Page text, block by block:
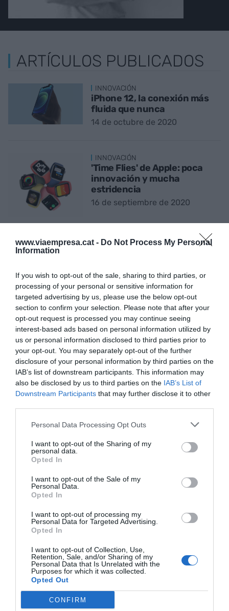
www.viaempresa.cat - Do Not Process My Personal
Information
If you wish to opt-out of the sale, sharing to third parties, or
processing of your personal or sensitive information for
targeted advertising by us, please use the below opt-out
section to confirm your selection. Please note that after your
opt-out request is processed you may continue seeing
interest-based ads based on personal information utilized by
us or personal information disclosed to third parties prior to
your opt-out. You may separately opt-out of the further
disclosure of your personal information by third parties on the
IAB’s list of downstream participants. This information may
also be disclosed by us to third parties on the IAB’s List of
Downstream Participants that may further disclose it to other
Personal Data Processing Opt Outs
I want to opt-out of the Sharing of my
personal data.
Opted In
I want to opt-out of the Sale of my
Personal Data.
Opted In
I want to opt-out of processing my
Personal Data for Targeted Advertising.
Opted In
I want to opt-out of Collection, Use,
Retention, Sale, and/or Sharing of my
Personal Data that Is Unrelated with the
Purposes for which it was collected.
Opted Out
CONFIRM
ARTÍCULOS PUBLICADOS
INNOVACIÓN
iPhone 12, la conexión más
fluida que nunca
14 de octubre de 2020
INNOVACIÓN
'Time Flies' de Apple: poca
innovación y mucha
estridencia
16 de septiembre de 2020
EMPRESA
3 de marzo de 2020
INNOVACIÓN
Jesucristo Go y una posesión
por Halloween
31 de octubre de 2018
INNOVACIÓN
El tamaño de Apple
13 de septiembre de 2018
Como abandonar (la secta)
Apple sin morir en el intento
Anterior 1 2 3 4 5 … 109 Siguiente